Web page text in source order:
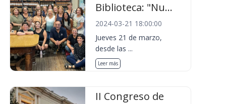
Biblioteca: "Nu...
2024-03-21 18:00:00
Jueves 21 de marzo,
desde las ...
Leer más
II Congreso de